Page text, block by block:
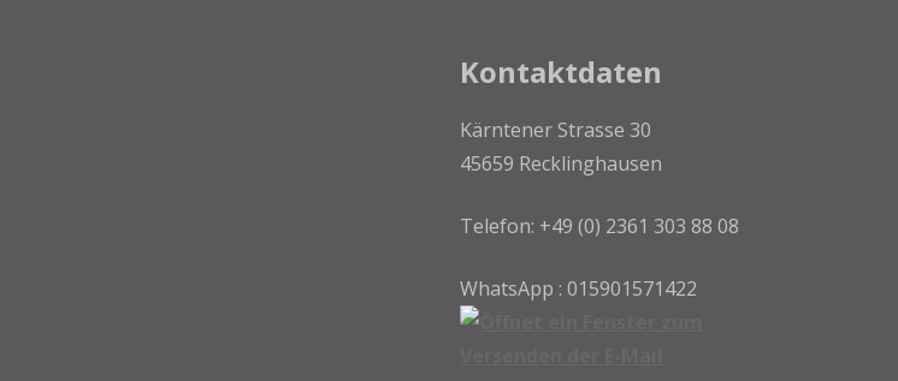
Kontaktdaten
Kärntener Strasse 30
45659 Recklinghausen
Telefon: +49 (0) 2361 303 88 08
WhatsApp : 015901571422